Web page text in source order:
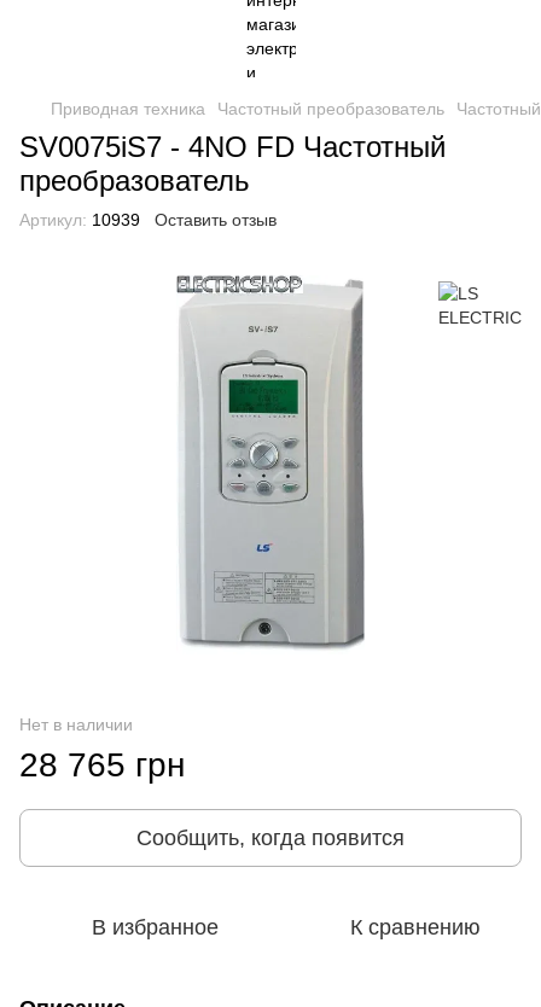
Приводная техника Частотный преобразователь
SV0075iS7 - 4NO FD Частотный
преобразователь
Артикул: 10939 Оставить отзыв
Нет в наличии
28 765 грн
Сообщить, когда появится
В избранное К сравнению